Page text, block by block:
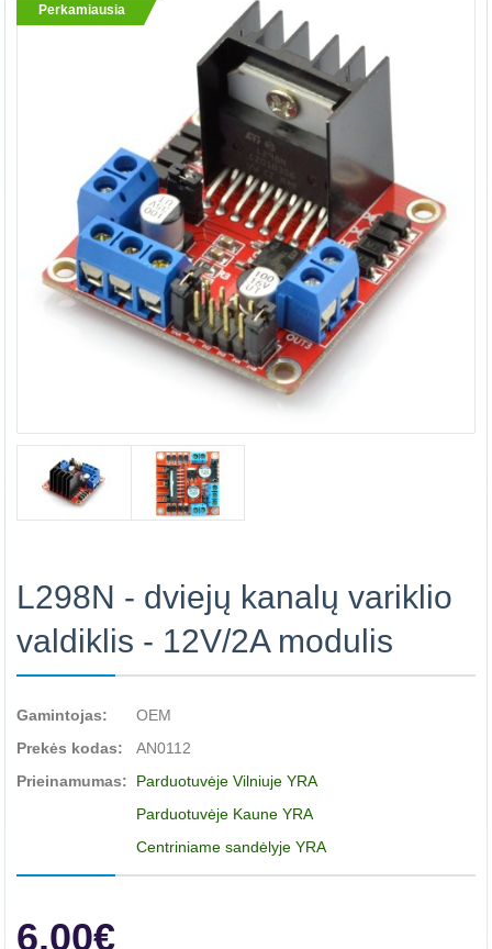
Perkamiausia
L298N - dviejų kanalų variklio
valdiklis - 12V/2A modulis
Gamintojas:
OEM
Prekės kodas:
AN0112
Prieinamumas:
Parduotuvėje Vilniuje YRA
Parduotuvėje Kaune YRA
Centriniame sandėlyje YRA
6.00€